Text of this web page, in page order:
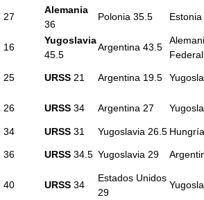
27
Alemania
36
Polonia 35.5
16
Yugoslavia
45.5
Argentina 43.5
25 URSS 21 Argentina 19.5
26 URSS 34 Argentina 27
34 URSS 31 Yugoslavia 26.5
36 URSS 34.5 Yugoslavia 29
40 URSS 34
Estados Unidos
29